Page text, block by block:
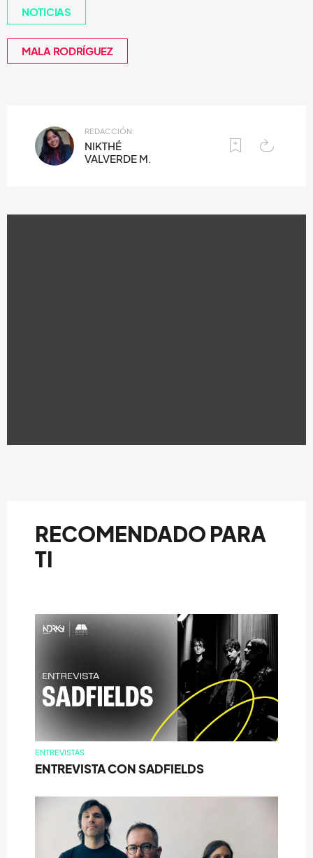
NOTICIAS
MALA RODRÍGUEZ
REDACCIÓN:
NIKTHÉ
VALVERDE M.
RECOMENDADO PARA
TI
ENTREVISTAS
ENTREVISTA CON SADFIELDS